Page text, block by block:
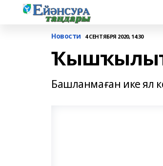
Новости 4 СЕНТЯБРЯ 2020, 14:30
Башланмаған ике ял